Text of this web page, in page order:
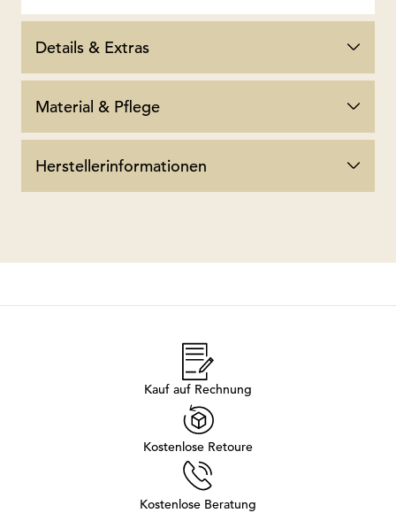
Details & Extras
Material & Pflege
Herstellerinformationen
Kauf auf Rechnung
Kostenlose Retoure
Kostenlose Beratung